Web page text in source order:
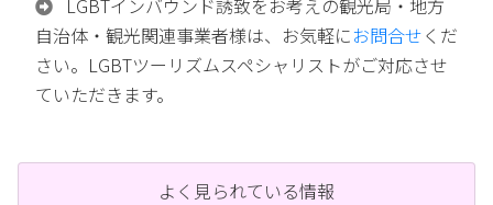
LGBTインバウンド誘致をお考えの観光局・地方
自治体・観光関連事業者様は、お気軽にお問合せくだ
さい。LGBTツーリズムスペシャリストがご対応させ
ていただきます。
よく見られている情報